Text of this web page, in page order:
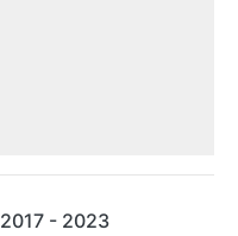
2017 - 2023